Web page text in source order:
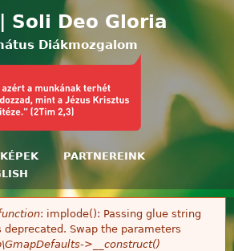
| Soli Deo Gloria
Diákmozgalom
PARTNEREINK
: implode(): Passing glue string
Swap the parameters
>__construct()